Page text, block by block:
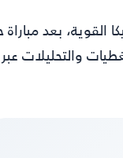
القوية، بعد